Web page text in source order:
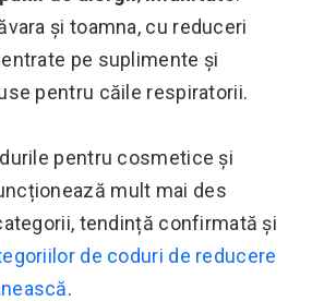
și toamna, cu reduceri
pe suplimente și
pentru căile respiratorii.
pentru cosmetice și
mult mai des
tendință confirmată și
de coduri de reducere
.